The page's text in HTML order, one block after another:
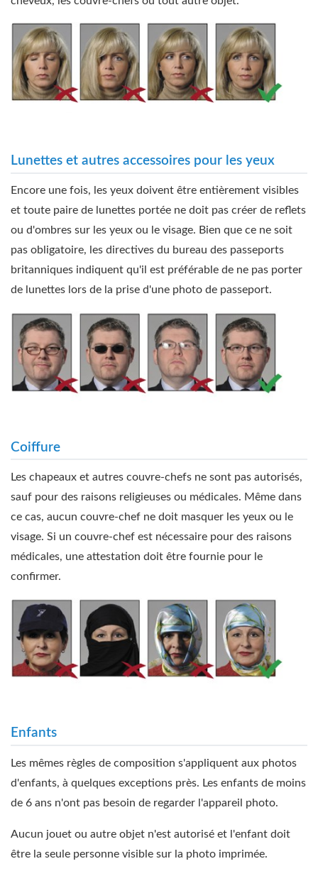
Lunettes et autres accessoires pour les yeux
Encore une fois, les yeux doivent être entièrement visibles
et toute paire de lunettes portée ne doit pas créer de reflets
ou d'ombres sur les yeux ou le visage. Bien que ce ne soit
pas obligatoire, les directives du bureau des passeports
britanniques indiquent qu'il est préférable de ne pas porter
de lunettes lors de la prise d'une photo de passeport.
Coiffure
Les chapeaux et autres couvre-chefs ne sont pas autorisés,
sauf pour des raisons religieuses ou médicales. Même dans
ce cas, aucun couvre-chef ne doit masquer les yeux ou le
visage. Si un couvre-chef est nécessaire pour des raisons
médicales, une attestation doit être fournie pour le
confirmer.
Enfants
Les mêmes règles de composition s'appliquent aux photos
d'enfants, à quelques exceptions près. Les enfants de moins
de 6 ans n'ont pas besoin de regarder l'appareil photo.
Aucun jouet ou autre objet n'est autorisé et l'enfant doit
être la seule personne visible sur la photo imprimée.